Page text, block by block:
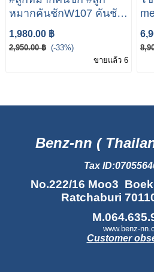
หมากคันชักW107 คันชัก
นอก/ลูกหมากคันชักนอก
Mercedes Benz W116
W107
1,980.00 ฿
2,950.00 ฿ (-33%)
ขายแล้ว 6
ห
Benz-nn (
Tax
No.222/16 Moo3
Ratchaburi
www.benz-
Customer